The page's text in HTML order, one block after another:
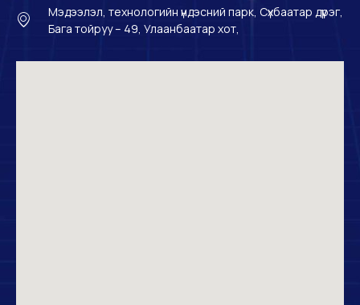
Мэдээлэл, технологийн үндэсний парк, Сүхбаатар дүүрэг,
Бага тойруу – 49, Улаанбаатар хот,